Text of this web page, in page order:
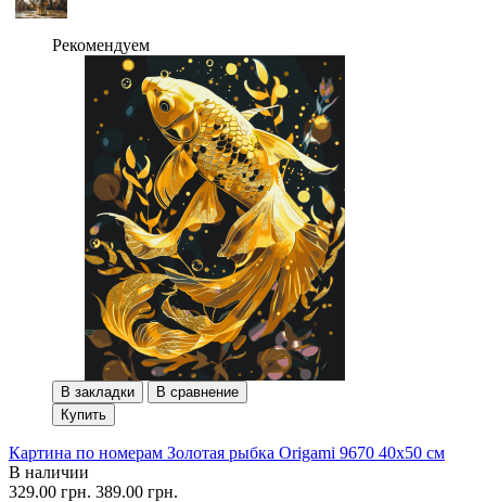
Рекомендуем
В закладки
В сравнение
Купить
Картина по номерам Золотая рыбка Origami 9670 40x50 см
В наличии
329.00 грн. 389.00 грн.